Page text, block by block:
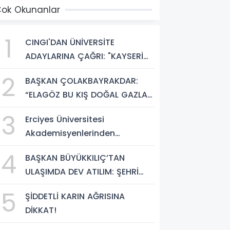
Okunanlar
1
CINGI'DAN ÜNİVERSİTE
ADAYLARINA ÇAĞRI: "KAYSERİ
HAYATI HEM DE PARLAK BİR
GELECEK SUNUYOR"
2
BAŞKAN ÇOLAKBAYRAKDAR:
“ELAGÖZ BU KIŞ DOĞAL GAZLA
DÖNÜŞÜM BAŞLIYOR!”
3
Erciyes Üniversitesi
Akademisyenlerinden
Disleksi Değerlendirmesinde
Yapay Zekâ Dönemi
4
BAŞKAN BÜYÜKKILIÇ’TAN
ULAŞIMDA DEV ATILIM: ŞEHRİ
5
ŞİDDETLİ KARIN AĞRISINA
DİKKAT!